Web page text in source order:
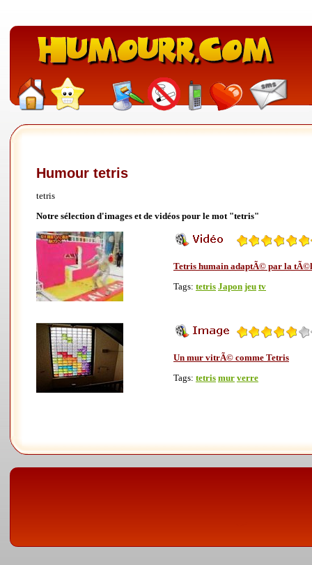
Humour tetris
tetris
Notre sélection d'images et de vidéos pour le mot "tetris"
Tetris humain adaptÃ© par la
Tags: tetris Japon jeu tv
Un mur vitrÃ© comme Tetris
Tags: tetris mur verre